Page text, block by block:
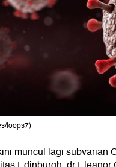
loops7)
muncul lagi subvarian